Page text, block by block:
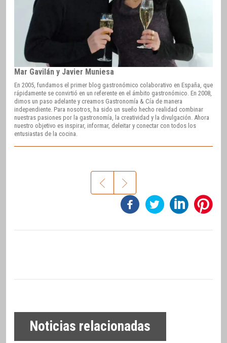
Mar Gavilán y Javier Muniesa
En 2005, fundamos el primer blog gastronómico colaborativo en España, que
rápidamente se convirtió en un referente en el ámbito gastronómico. En 2008,
dimos un paso adelante y creamos Gastronomía & Cía de manera
independiente. Para nosotros, ha sido un sueño hecho realidad combinar
nuestras pasiones por la gastronomía, la creatividad y la divulgación. Ahora
nuestro objetivo es inspirar, informar, deleitar y conectar con todos los
entusiastas de la cocina.
Noticias relacionadas